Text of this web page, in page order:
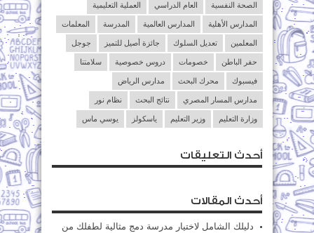
الصحة النفسية العام الدراسي العملية التعليمية
المدارس الأهلية المدارس العالمية المدرسة المعلمات
المعلمين تعديل السلوك جائزة أصيل للتميز جوجل
حفر الباطن خصومات دروس خصوصية سلامتنا
فيسبوك محرك البحث مدارس الرياض
مدارس المسار المصري نتائج البحث نظام نور
وزارة التعليم وزير التعليم ياسكولز يوسي ماس
أحدث التعليقات
أحدث المقالات
دليلك الشامل لاختيار مدرسة دمج مثالية لطفلك من